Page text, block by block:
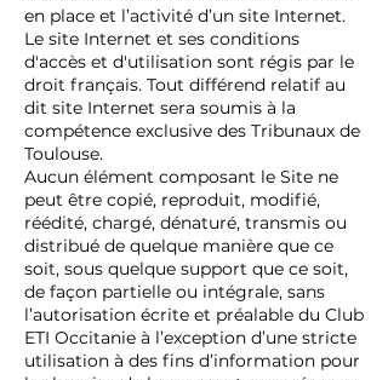
en place et l’activité d’un site Internet.
Le site Internet et ses conditions
d'accès et d'utilisation sont régis par le
droit français. Tout différend relatif au
dit site Internet sera soumis à la
compétence exclusive des Tribunaux de
Toulouse.
Aucun élément composant le Site ne
peut être copié, reproduit, modifié,
réédité, chargé, dénaturé, transmis ou
distribué de quelque manière que ce
soit, sous quelque support que ce soit,
de façon partielle ou intégrale, sans
l’autorisation écrite et préalable du Club
ETI Occitanie à l’exception d’une stricte
utilisation à des fins d’information pour